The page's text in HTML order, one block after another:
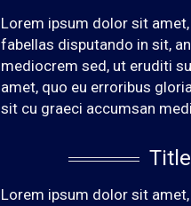
Lorem ipsum dolor sit
fabellas disputando in sit,
mediocrem sed, ut eruditi
amet, quo eu erroribus
sit cu graeci accumsan
Lorem ipsum dolor sit